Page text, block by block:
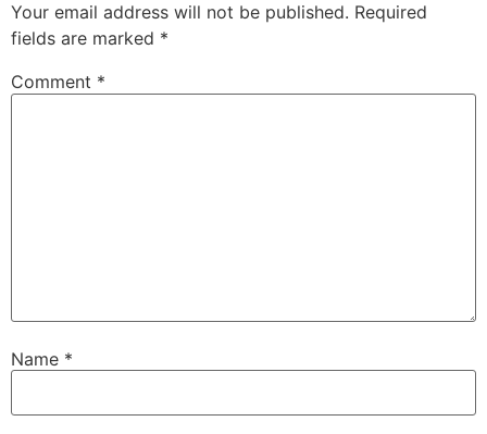
Your email address will not be published. Required
fields are marked *
Comment *
Name *